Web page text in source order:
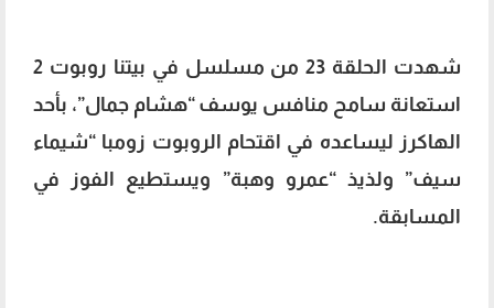
شهدت الحلقة 23 من مسلسل في بيتنا روبوت 2
استعانة سامح منافس يوسف “هشام جمال”، بأحد
الهاكرز ليساعده في اقتحام الروبوت زومبا “شيماء
سيف” ولذيذ “عمرو وهبة” ويستطيع الفوز في
المسابقة.